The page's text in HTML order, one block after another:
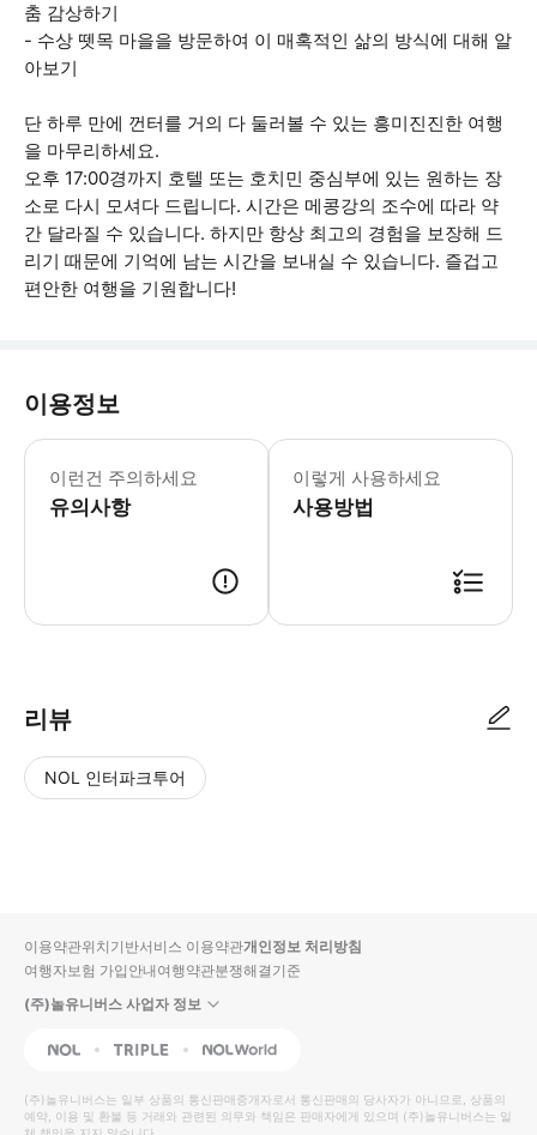
춤 감상하기
- 수상 뗏목 마을을 방문하여 이 매혹적인 삶의 방식에 대해 알
아보기
단 하루 만에 껀터를 거의 다 둘러볼 수 있는 흥미진진한 여행
을 마무리하세요.
오후 17:00경까지 호텔 또는 호치민 중심부에 있는 원하는 장
소로 다시 모셔다 드립니다. 시간은 메콩강의 조수에 따라 약
간 달라질 수 있습니다. 하지만 항상 최고의 경험을 보장해 드
리기 때문에 기억에 남는 시간을 보내실 수 있습니다. 즐겁고
편안한 여행을 기원합니다!
이용정보
이런건 주의하세요
유의사항
**호찌민 시내 중심가에 있는 호텔에
이렇게 사용하세요
사용방법
리뷰
NOL 인터파크투어
입니
다.
높
은
동
영
순
상
이용약관위치기반서비스 이용약관개인정보 처리방침
여행자보험 가입안내여행약관분쟁해결기준
(주)놀유니버스 사업자 정보
NOL Triple Interpark Global
(주)놀유니버스는 일부 상품의 통신판매중개자로서 통신판매의 당사자가 아니므로, 상품의
예약, 이용 및 환불 등 거래와 관련된 의무와 책임은 판매자에게 있으며 (주)놀유니버스는 일